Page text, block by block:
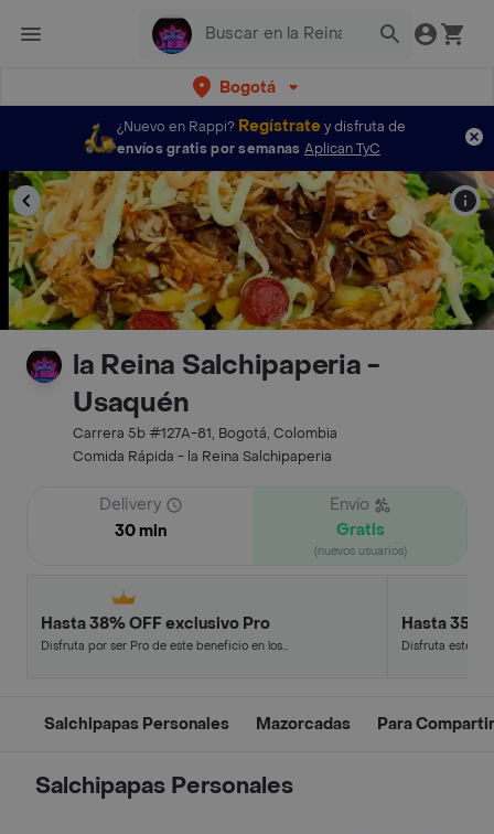
Bogotá
¿Nuevo en Rappi? Regístratey disfruta de
envíos gratis por semanas Aplican TyC
la Reina Salchipaperia -
Usaquén
Carrera 5b #127A-81, Bogotá, Colombia
Comida Rápida - la Reina Salchipaperia
Delivery
30 min
Envío
Gratis
(nuevos usuarios)
Hasta 38% OFF exclusivo Pro
Disfruta por ser Pro de este beneficio en los
Hasta 35%
Disfruta este
Salchipapas Personales Mazorcadas Para Compartir
Salchipapas Personales